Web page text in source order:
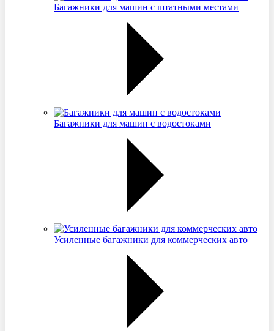
Багажники для машин с штатными местами
Багажники для машин с водостоками
Усиленные багажники для коммерческих авто